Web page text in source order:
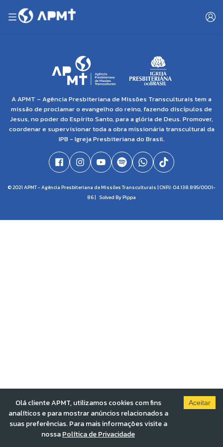
A APMT – Agência Presbiteriana de Missões Transculturais tem a
missão de proclamar o evangelho do reino, fazendo discípulos de
Jesus, no poder do Espírito Santo, para a glória de Deus. Promover,
coordenar e supervisionar toda a obra missionária transcultural da
IPB - Igreja Presbiteriana do Brasil.
© 2021 APMT - Agência Presbiteriana de Missões Transculturais | CNPJ: 04.138.895/0001-
86 | Solved By Pippa
Olá cliente APMT, utilizamos cookies com fins
analíticos e para mostrar anúncios relacionados a
suas preferências. Para mais informações visite a
nossaPolítica de Privacidade
Aceitar